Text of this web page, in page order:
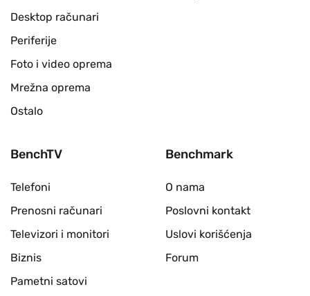
Desktop računari
Periferije
Foto i video oprema
Mrežna oprema
Ostalo
BenchTV
Telefoni
Prenosni računari
Televizori i monitori
Biznis
Pametni satovi
Benchmark
O nama
Poslovni kontakt
Uslovi korišćenja
Forum